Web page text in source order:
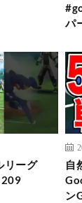
パ
リーグ
209
自
ン